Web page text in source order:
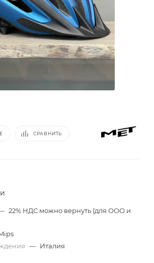
СРАВНИТЬ
22% НДС можно вернуть (для ООО и
— Италия